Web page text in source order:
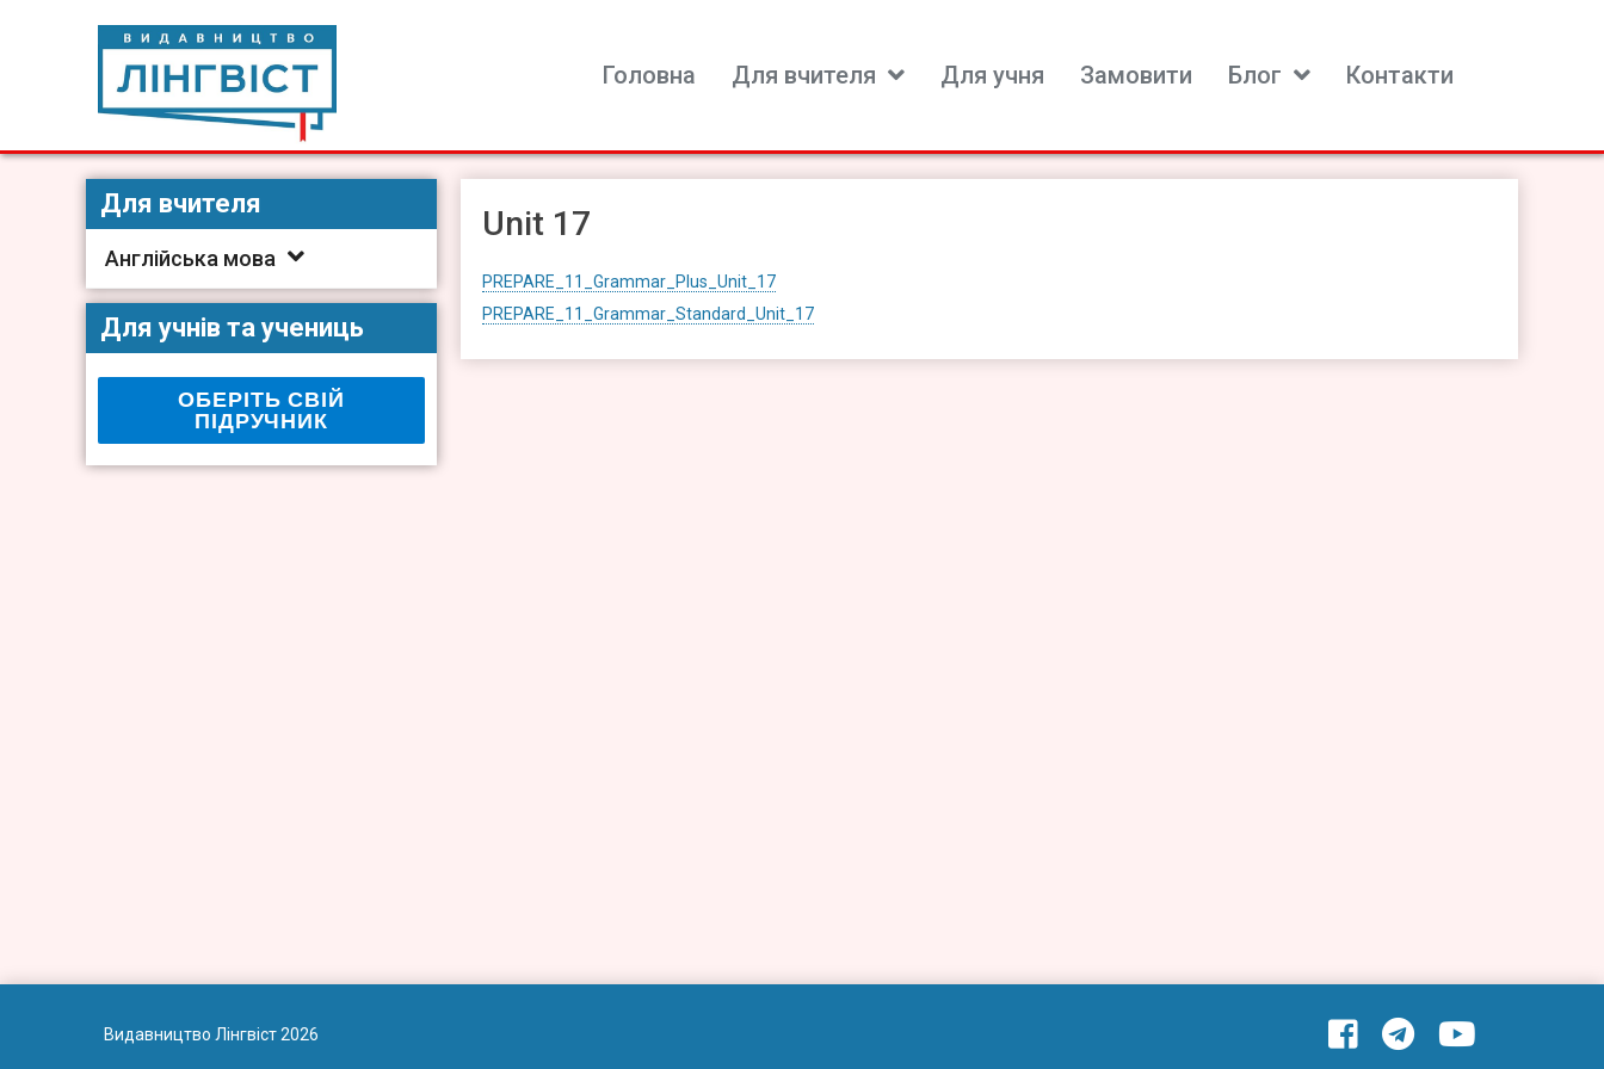
Видавництво Лінгвіст
Видавництво Лінгвіст – адаптація та створення видань для вивчення іноземних мов
Головна Для вчителя Для учня Замовити Блог Контакти
Unit 17
PREPARE_11_Grammar_Plus_Unit_17
PREPARE_11_Grammar_Standard_Unit_17
Для вчителя
Англійська мова
Для учнів та учениць
ОБЕРІТЬ СВІЙ
ПІДРУЧНИК
Видавництво Лінгвіст 2026